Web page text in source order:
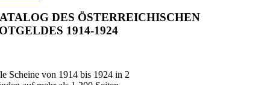
DES ÖSTERREICHISCHEN
1914-1924
Scheine von 1914 bis 1924 in 2